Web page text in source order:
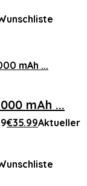
mAh ...
€35.99Aktueller